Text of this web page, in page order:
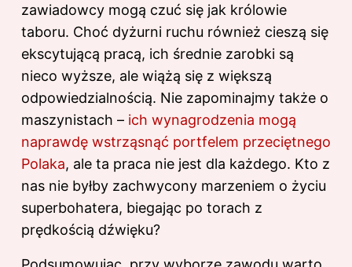
zawiadowcy mogą czuć się jak królowie
taboru. Choć dyżurni ruchu również cieszą się
ekscytującą pracą, ich średnie zarobki są
nieco wyższe, ale wiążą się z większą
odpowiedzialnością. Nie zapominajmy także o
maszynistach – ich wynagrodzenia mogą
naprawdę wstrząsnąć portfelem przeciętnego
Polaka, ale ta praca nie jest dla każdego. Kto z
nas nie byłby zachwycony marzeniem o życiu
superbohatera, biegając po torach z
prędkością dźwięku?